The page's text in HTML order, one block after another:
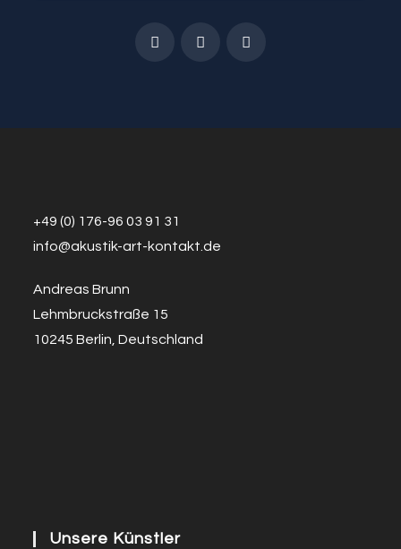
+49 (0) 176-96 03 91 31
info@akustik-art-kontakt.de
Andreas Brunn
Lehmbruckstraße 15
10245 Berlin, Deutschland
Unsere Künstler